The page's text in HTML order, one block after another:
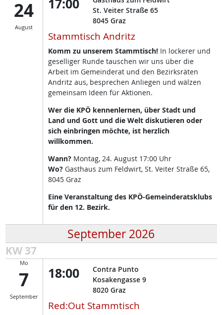
24
August
17:00
St. Veiter Straße 65
8045 Graz
Stammtisch Andritz
Komm zu unserem Stammtisch!In lockerer und
geselliger Runde tauschen wir uns über die
Arbeit im Gemeinderat und den Bezirksräten
Andritz aus, besprechen Anliegen und wälzen
gemeinsam Ideen für Aktionen.
Wer die KPÖ kennenlernen, über Stadt und
Land und Gott und die Welt diskutieren oder
sich einbringen möchte, ist herzlich
willkommen.
Wann?Montag, 24. August 17:00 Uhr
Wo?Gasthaus zum Feldwirt, St. Veiter Straße 65,
8045 Graz
Eine Veranstaltung des KPÖ-Gemeinderatsklubs
für den 12. Bezirk.
September 2026
KW 37
Mo
7
September
18:00
Contra Punto
Kosakengasse 9
8020 Graz
Red:Out Stammtisch